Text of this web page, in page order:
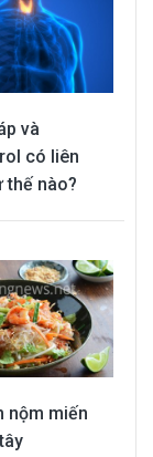
và
có liên
thế nào?
nộm miến